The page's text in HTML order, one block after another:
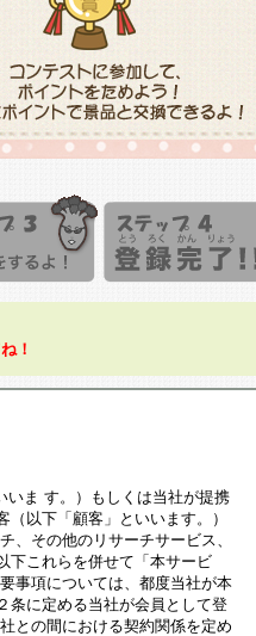
！
いま す。）もしくは当社が提携
以下「顧客」といいます。）
、その他のリサーチサービス、
下これらを併せて「本サービ
事項については、都度当社が本
条に定める当社が会員として登
との間における契約関係を定め